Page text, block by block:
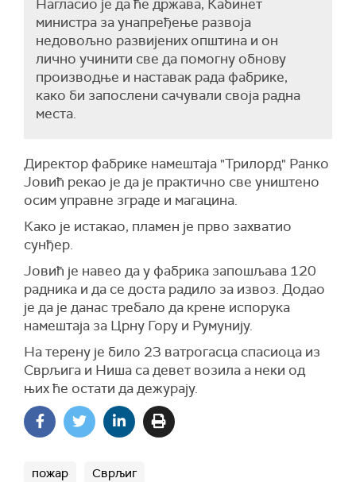
Нагласио је да ће држава, Кабинет
министра за унапређење развоја
недовољно развијених општина и он
лично учинити све да помогну обнову
производње и наставак рада фабрике,
како би запослени сачували своја радна
места.
Директор фабрике намештаја "Трилорд" Ранко
Јовић рекао је да је практично све уништено
осим управне зграде и магацина.
Како је истакао, пламен је прво захватио
сунђер.
Јовић је навео да у фабрика запошљава 120
радника и да се доста радило за извоз. Додао
је да је данас требало да крене испорука
намештаја за Црну Гору и Румунију.
На терену је било 23 ватрогасца спасиоца из
Сврљига и Ниша са девет возила а неки од
њих ће остати да дежурају.
пожар Сврљиг